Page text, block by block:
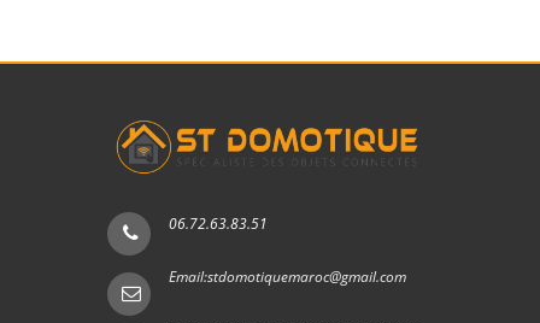
06.72.63.83.51
Email:stdomotiquemaroc@gmail.com